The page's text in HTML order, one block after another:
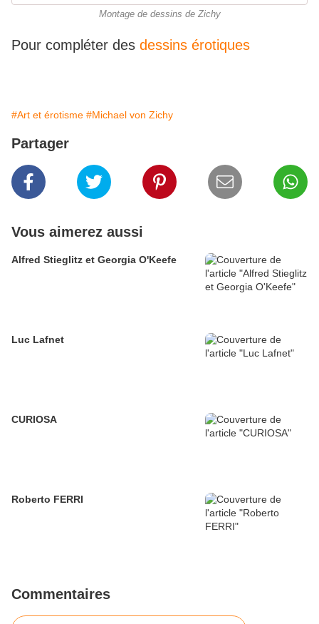
Montage de dessins de Zichy
Pour compléter des dessins érotiques
#Art et érotisme #Michael von Zichy
Partager
Vous aimerez aussi
Alfred Stieglitz et Georgia O'Keefe
Luc Lafnet
CURIOSA
Roberto FERRI
Commentaires